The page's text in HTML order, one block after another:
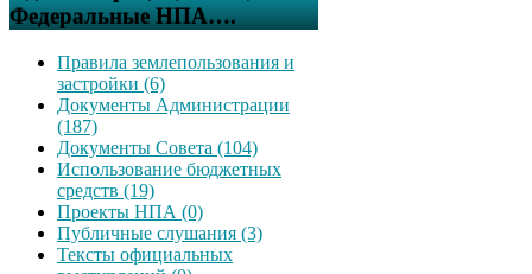
Федеральные НПА….
Правила землепользования и
застройки (6)
Документы Администрации
(187)
Документы Совета (104)
Использование бюджетных
средств (19)
Проекты НПА (0)
Публичные слушания (3)
Тексты официальных